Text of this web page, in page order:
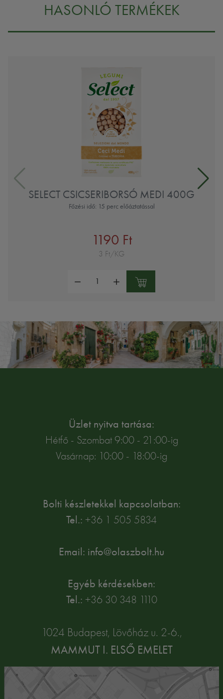
HASONLÓ TERMÉKEK
SELECT CSICSERIBORSÓ MEDI 400G
Főzési idő: 15 perc előáztatással
1190 Ft
3 Ft/KG
Üzlet nyitva tartása:
Hétfő - Szombat 9:00 - 21:00-ig
Vasárnap: 10:00 - 18:00-ig
Bolti készletekkel kapcsolatban:
Tel.: +36 1 505 5834
Email: info@olaszbolt.hu
Egyéb kérdésekben:
Tel.: +36 30 348 1110
1024 Budapest, Lövőház u. 2-6.,
MAMMUT I. ELSŐ EMELET